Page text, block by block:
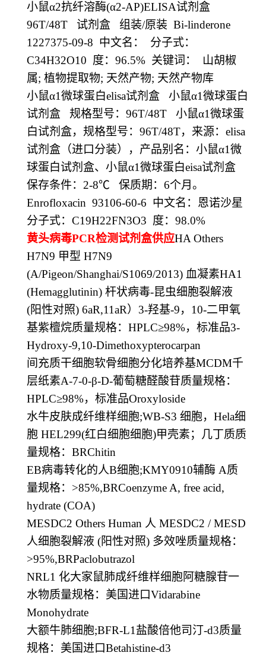
小鼠α2抗纤溶酶(α2-AP)ELISA试剂盒
96T/48T 试剂盒 组装/原装 Bi-linderone
1227375-09-8 中文名：
分子式：
C34H32O10 度： 96.5% 关键词：
山胡椒
属; 植物提取物; 天然产物; 天然产物库
小鼠α1微球蛋白elisa试剂盒 小鼠α1微球蛋白
试剂盒
规格型号： 96T/48T 小鼠α1微球蛋
白试剂盒，规格型号： 96T/48T，来源： elisa
试剂盒（进口分装），产品别名：小鼠α1微
球蛋白试剂盒、小鼠α1微球蛋白eisa试剂盒
保存条件： 2-8℃ 保质期： 6个月。
Enrofloxacin 93106-60-6 中文名：恩诺沙星
分子式： C19H22FN3O3 度： 98.0%
黄头病毒PCR检测试剂盒供应HA Others
H7N9 甲型 H7N9
(A/Pigeon/Shanghai/S1069/2013) 血凝素HA1
(Hemagglutinin) 杆状病毒-昆虫细胞裂解液
(阳性对照) 6aR,11aR） 3-羟基-9， 10-二甲氧
基紫檀烷质量规格： HPLC≥98%，标准品3-
Hydroxy-9,10-Dimethoxypterocarpan
间充质干细胞软骨细胞分化培养基MCDM千
层纸素A-7-0-β-D-葡萄糖醛酸苷质量规格：
HPLC≥98%，标准品Oroxyloside
水牛皮肤成纤维样细胞;WB-S3 细胞， Hela细
胞 HEL299(红白细胞细胞)甲壳素；几丁质质
量规格： BRChitin
EB病毒转化的人B细胞;KMY0910辅酶 A质
量规格： >85%,BRCoenzyme A, free acid,
hydrate (COA)
MESDC2 Others Human 人 MESDC2 / MESD
人细胞裂解液 (阳性对照) 多效唑质量规格：
>95%,BRPaclobutrazol
NRL1 化大家鼠肺成纤维样细胞阿糖腺苷一
水物质量规格：美国进口Vidarabine
Monohydrate
大额牛肺细胞;BFR-L1盐酸倍他司汀-d3质量
规格：美国进口Betahistine-d3